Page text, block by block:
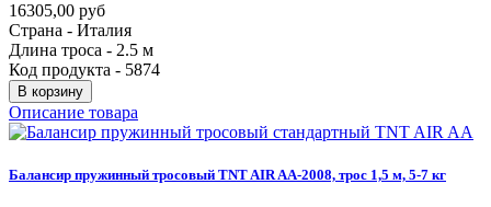
16305,00 руб
Страна - Италия
Длина троса - 2.5 м
Код продукта - 5874
В корзину
Описание товара
Балансир пружинный тросовый TNTAIRAA-2008, трос 1,5 м, 5-7 кг